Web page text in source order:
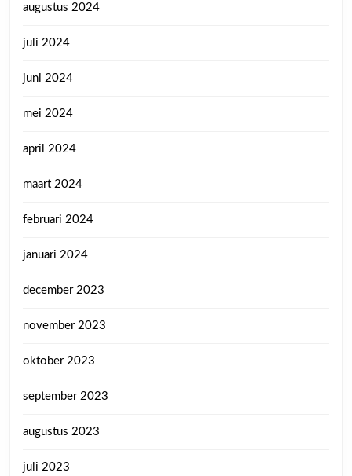
augustus 2024
juli 2024
juni 2024
mei 2024
april 2024
maart 2024
februari 2024
januari 2024
december 2023
november 2023
oktober 2023
september 2023
augustus 2023
juli 2023